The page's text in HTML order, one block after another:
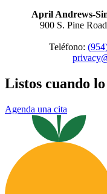
April Andrews-
900 S. Pine
Teléfono:
Listos cuando lo
Agenda una cita